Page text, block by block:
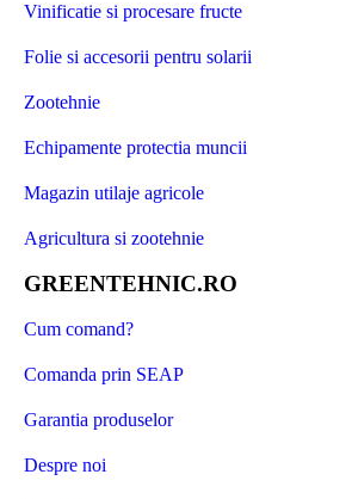
Vinificatie si procesare fructe
Folie si accesorii pentru solarii
Zootehnie
Echipamente protectia muncii
Magazin utilaje agricole
Agricultura si zootehnie
GREENTEHNIC.RO
Cum comand?
Comanda prin SEAP
Garantia produselor
Despre noi